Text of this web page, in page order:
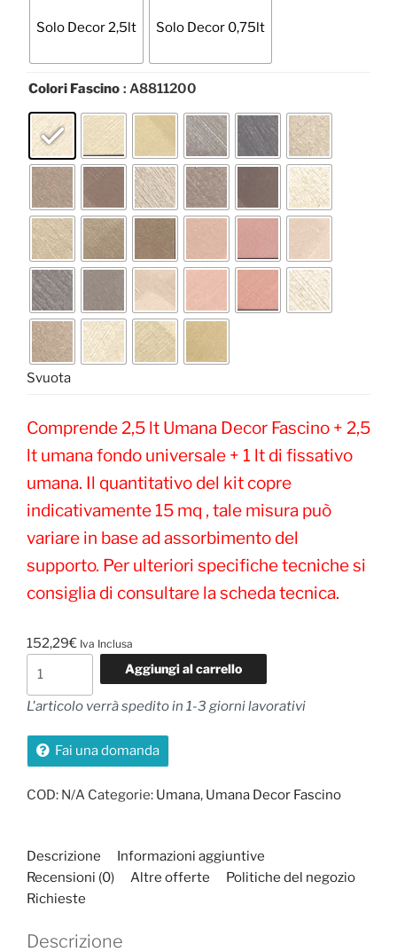
Solo Decor 2,5lt Solo Decor 0,75lt
Colori Fascino : A8811200
Svuota
Comprende 2,5 lt Umana Decor Fascino + 2,5
lt umana fondo universale + 1 lt di fissativo
umana. Il quantitativo del kit copre
indicativamente 15 mq , tale misura può
variare in base ad assorbimento del
supporto. Per ulteriori specifiche tecniche si
consiglia di consultare la scheda tecnica.
152,29€ Iva Inclusa
quantità
Aggiungi al carrello
L'articolo verrà spedito in 1-3 giorni lavorativi
Fai una domanda
COD: N/A Categorie: Umana, Umana Decor Fascino
Descrizione
Informazioni aggiuntive
Recensioni (0)
Altre offerte
Politiche del negozio
Richieste
Descrizione